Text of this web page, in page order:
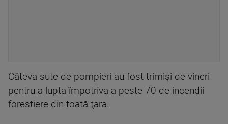
Câteva sute de pompieri au fost trimişi de vineri
pentru a lupta împotriva a peste 70 de incendii
forestiere din toată ţara.